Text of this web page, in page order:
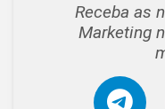
Receba as
Marketing